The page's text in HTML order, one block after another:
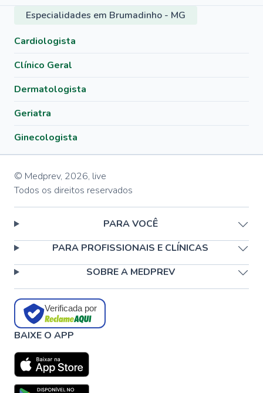
Especialidades em Brumadinho - MG
Cardiologista
Clínico Geral
Dermatologista
Geriatra
Ginecologista
© Medprev, 2026, live
Todos os direitos reservados
PARA VOCÊ
PARA PROFISSIONAIS E CLÍNICAS
SOBRE A MEDPREV
Verificada por
BAIXE O APP